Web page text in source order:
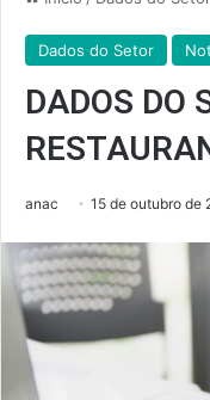
Dados do Setor
DADOS DO
anac 15 de outubro de